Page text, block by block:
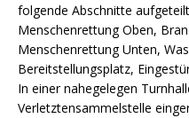
folgende Abschnitte
Menschenrettung Oben,
Menschenrettung Unten,
Bereitstellungsplatz,
In einer nahegelegen
Verletztensammelstelle